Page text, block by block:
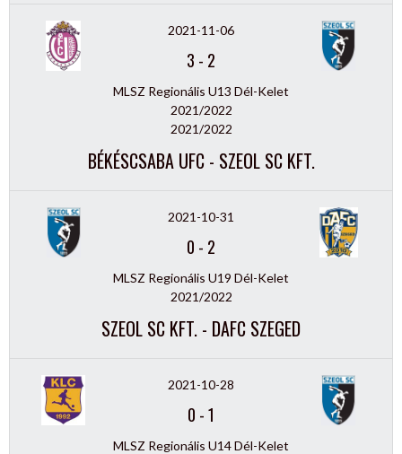
2021-11-06
3 - 2
MLSZ Regionális U13 Dél-Kelet
2021/2022
2021/2022
BÉKÉSCSABA UFC - SZEOL SC KFT.
2021-10-31
0 - 2
MLSZ Regionális U19 Dél-Kelet
2021/2022
SZEOL SC KFT. - DAFC SZEGED
2021-10-28
0 -1
MLSZ Regionális U14 Dél-Kelet